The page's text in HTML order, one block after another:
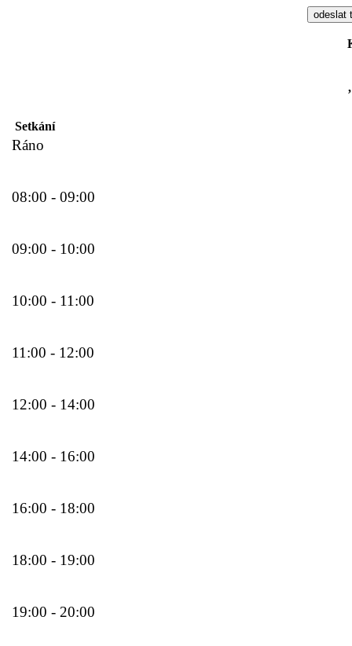
Setkání
Ráno
08:00 - 09:00
09:00 - 10:00
10:00 - 11:00
11:00 - 12:00
12:00 - 14:00
14:00 - 16:00
16:00 - 18:00
18:00 - 19:00
19:00 - 20:00